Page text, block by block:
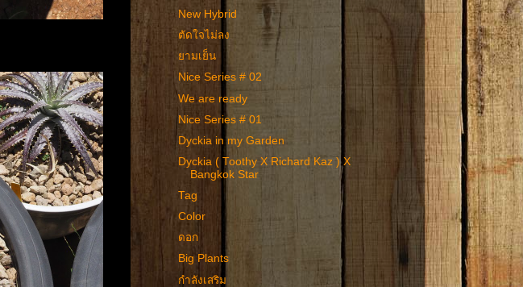
New Hybrid
ตัดใจไม่ลง
ยามเย็น
Nice Series # 02
We are ready
Nice Series # 01
Dyckia in my Garden
Dyckia ( Toothy X Richard Kaz ) X
Bangkok Star
Tag
Color
ดอก
Big Plants
กำลังเสริม